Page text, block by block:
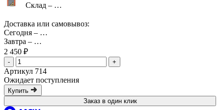
Склад – …
Доставка или самовывоз:
Сегодня – …
Завтра – …
2 450 ₽
- +
Артикул 714
Ожидает поступления
Купить
Заказ в один клик